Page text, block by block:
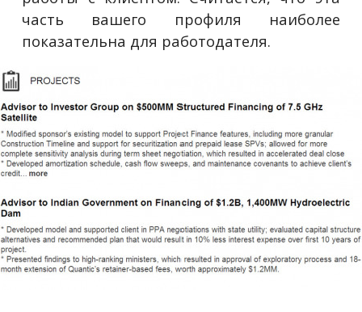
часть вашего профиля наиболее
показательна для работодателя.